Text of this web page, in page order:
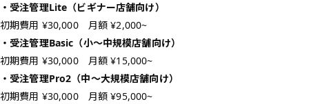
・受注管理Lite（ビギナー店舗向け）
初期費用 ¥30,000 月額 ¥2,000~
・受注管理Basic（小〜中規模店舗向け）
初期費用 ¥30,000 月額 ¥15,000~
・受注管理Pro2（中〜大規模店舗向け）
初期費用 ¥30,000 月額 ¥95,000~